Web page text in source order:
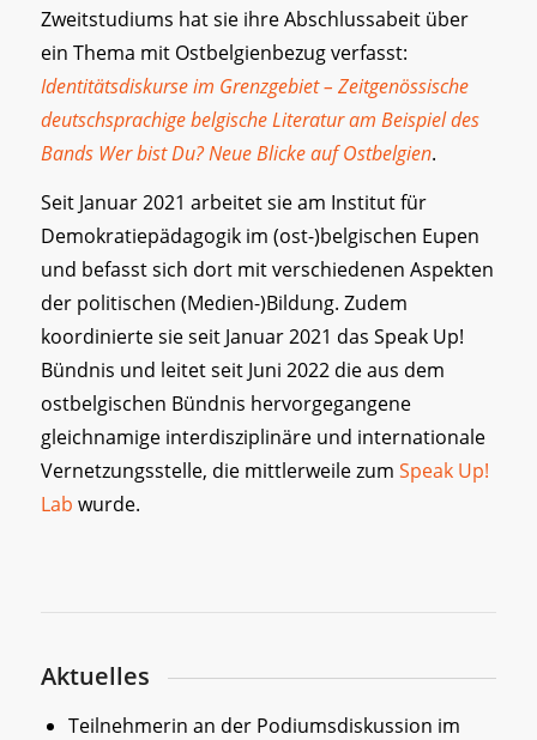
Zweitstudiums hat sie ihre Abschlussabeit über
ein Thema mit Ostbelgienbezug verfasst:
Identitätsdiskurse im Grenzgebiet – Zeitgenössische
deutschsprachige belgische Literatur am Beispiel des
Bands Wer bist Du? Neue Blicke auf Ostbelgien.
Seit Januar 2021 arbeitet sie am Institut für
Demokratiepädagogik im (ost-)belgischen Eupen
und befasst sich dort mit verschiedenen Aspekten
der politischen (Medien-)Bildung. Zudem
koordinierte sie seit Januar 2021 das Speak Up!
Bündnis und leitet seit Juni 2022 die aus dem
ostbelgischen Bündnis hervorgegangene
gleichnamige interdisziplinäre und internationale
Vernetzungsstelle, die mittlerweile zum Speak Up!
Lab wurde.
Aktuelles
Teilnehmerin an der Podiumsdiskussion im